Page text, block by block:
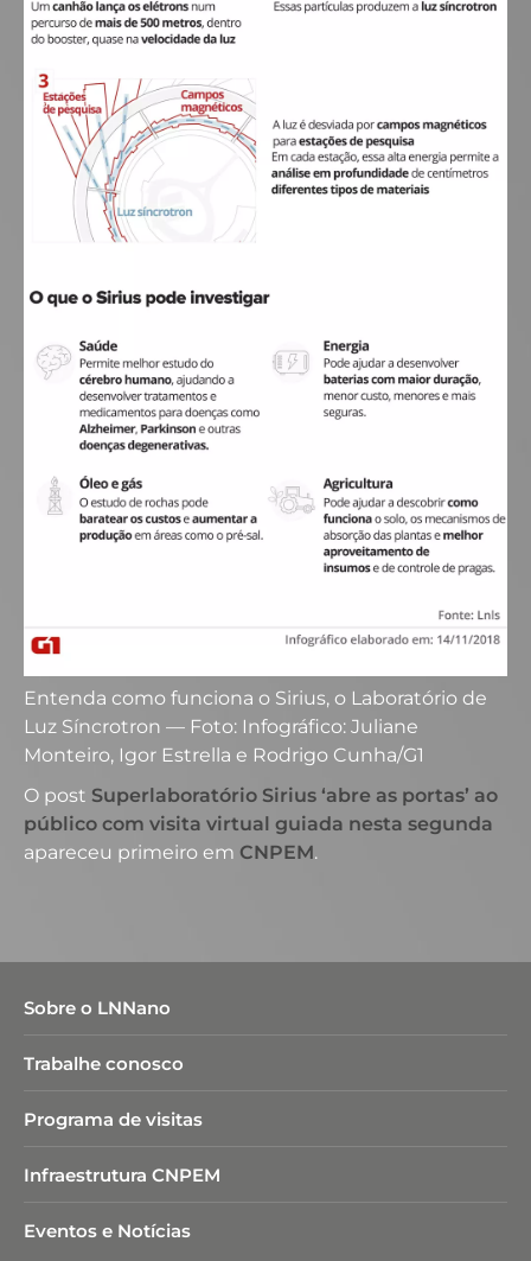
Entenda como funciona o Sirius, o Laboratório de
Luz Síncrotron — Foto: Infográfico: Juliane
Monteiro, Igor Estrella e Rodrigo Cunha/G1
O post Superlaboratório Sirius ‘abre as portas’ ao
público com visita virtual guiada nesta segunda
apareceu primeiro em CNPEM.
Sobre o LNNano
Trabalhe conosco
Programa de visitas
Infraestrutura CNPEM
Eventos e Notícias